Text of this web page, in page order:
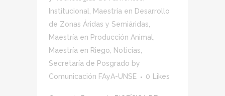
Institucional
Maestría en Desarrollo
de Zonas Áridas y Semiáridas
Maestría en Producción Animal
Maestría en Riego
Noticias
Secretaría de Posgrado by
Comunicación FAyA-UNSE
0 Likes